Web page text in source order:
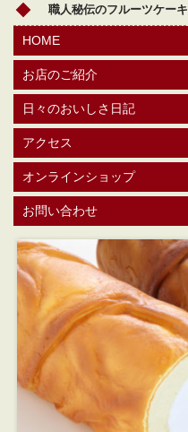
職人秘伝のフルーツケーキ
HOME
お店のご紹介
日々のおいしさ日記
アクセス
オンラインショップ
お問い合わせ